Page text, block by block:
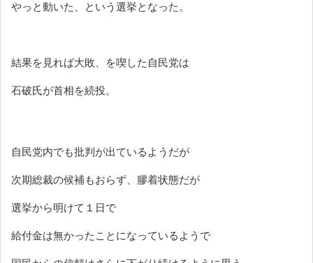
やっと動いた、という選挙となった。
結果を見れば大敗、を喫した自民党は
石破氏が首相を続投。
自民党内でも批判が出ているようだが
次期総裁の候補もおらず、膠着状態だが
選挙から明けて１日で
給付金は無かったことになっているようで